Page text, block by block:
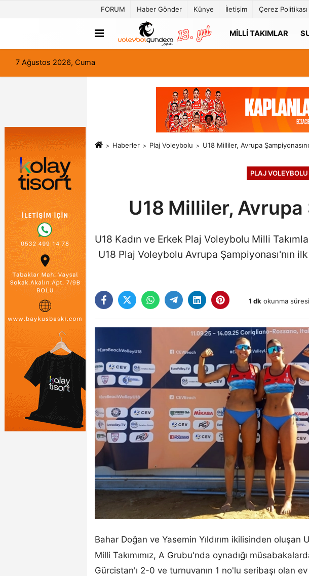
FORUM Haber Gönder Künye İletişim Çerez Politikası
MILLI TAKIMLAR
7 Ağustos 2026, Cuma
Haberler Plaj Voleybolu U18 Milliler, Avrupa
PLAJ VOLEYBOLU
U18 Milliler, Avrupa
U18 Kadın ve Erkek Plaj Voleybolu Milli
U18 Plaj Voleybolu Avrupa Şampiyonası'nın
1 dk okunma süresi
Bahar Doğan ve Yasemin Yıldırım ikilisinden oluşan
Milli Takımımız, A Grubu'nda oynadığı
Gürcistan'ı 2-0 ve turnuvanın 1 no'lu seribaşı olan